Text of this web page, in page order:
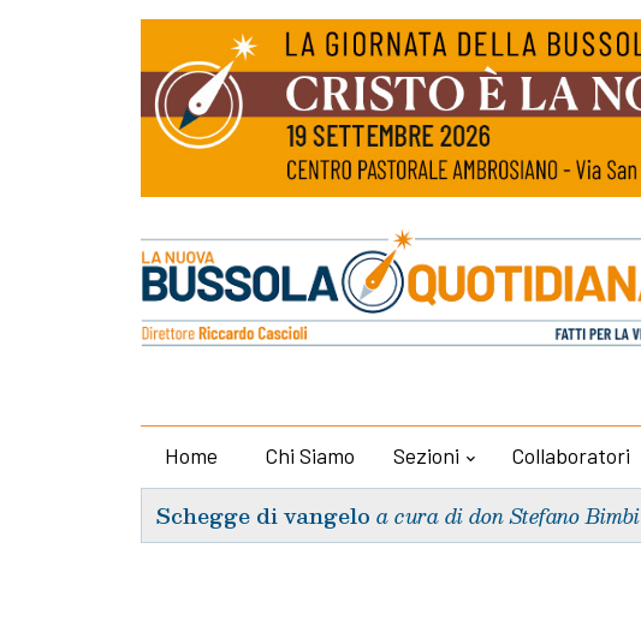
Home Chi Siamo Sezioni Collaboratori
Schegge di vangelo a cura di don Stefano Bimbi